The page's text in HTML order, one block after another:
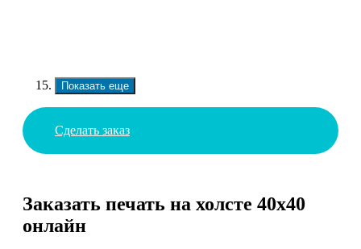
Показать еще
Сделать заказ
Заказать печать на холсте 40х40
онлайн